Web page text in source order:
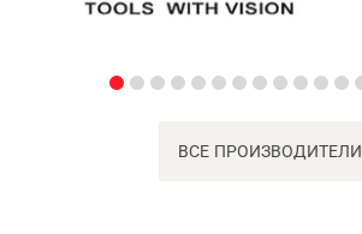
ВСЕ ПРОИЗВОДИТЕЛИ